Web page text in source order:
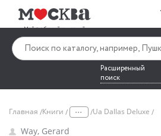
Расширенный
поиск
Главная Книги ... Ua Dallas Deluxe
Way, Gerard